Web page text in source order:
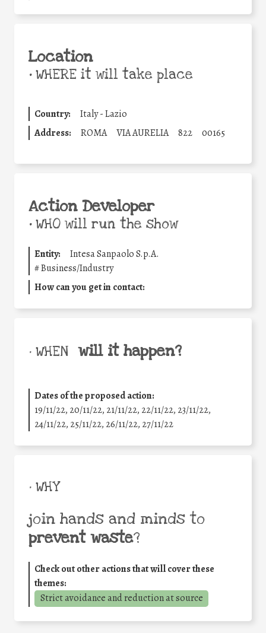
Location
•WHERE it will take place
Country:
Italy - Lazio
Address:
ROMA VIA AURELIA 822 00165
Action Developer
•WHO will run the show
Entity:
Intesa Sanpaolo S.p.A.
#Business/Industry
How can you get in contact:
• WHEN will it happen?
Dates of the proposed action:
19/11/22, 20/11/22, 21/11/22, 22/11/22, 23/11/22,
24/11/22, 25/11/22, 26/11/22, 27/11/22
• WHY
join hands and minds to
prevent waste?
Check out other actions that will cover these
themes:
Strict avoidance and reduction at source